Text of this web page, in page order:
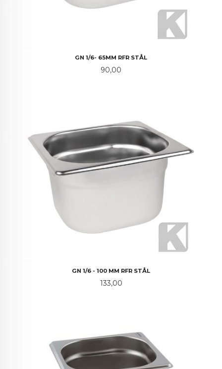
GN 1/6- 65MM RFR STÅL
Pris
90,00
GN 1/6 - 100 MM RFR STÅL
Pris
133,00